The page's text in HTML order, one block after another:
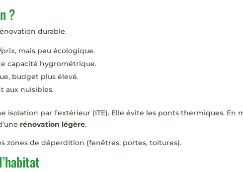
?
durable.
mais peu écologique.
capacité hygrométrique.
budget plus élevé.
aux nuisibles.
par l’extérieur (ITE). Elle évite les ponts thermiques. En
rénovation légère.
zones de déperdition (fenêtres, portes, toitures).